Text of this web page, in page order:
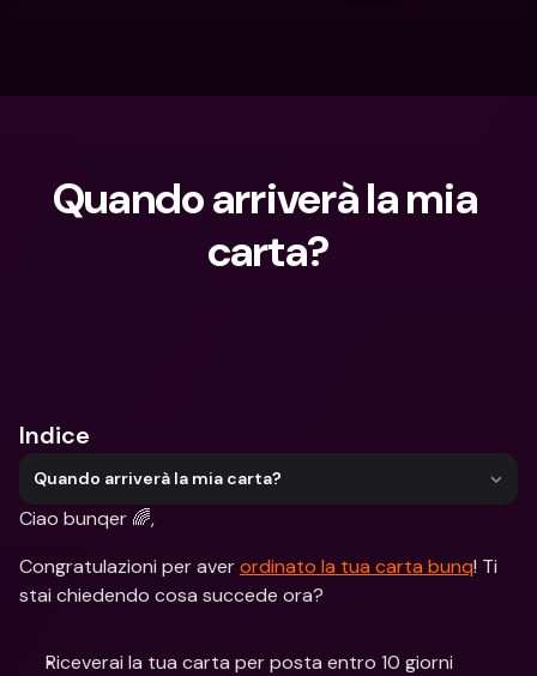
Quando arriverà la mia
carta?
Indice
Quando arriverà la mia carta?
Ciao bunqer 🌈,
Congratulazioni per aver ordinato la tua carta bunq! Ti
stai chiedendo cosa succede ora?
Riceverai la tua carta per posta entro 10 giorni